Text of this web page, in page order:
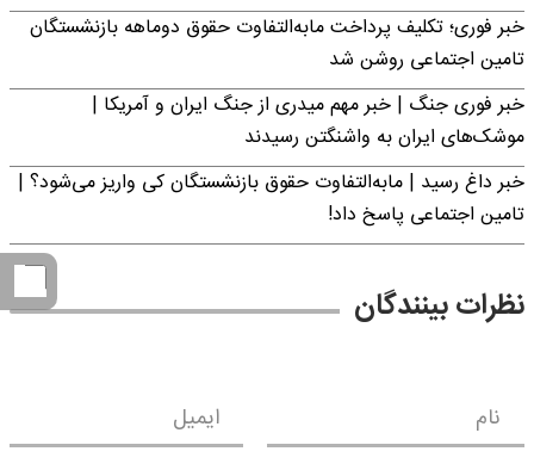
خبر فوری؛ تکلیف پرداخت مابه‌التفاوت حقوق دوماهه بازنشستگان
تامین اجتماعی روشن شد
خبر فوری جنگ | خبر مهم میدری از جنگ ایران و آمریکا |
موشک‌های ایران به واشنگتن رسیدند
خبر داغ رسید | مابه‌التفاوت حقوق بازنشستگان کی واریز می‌شود؟ |
تامین اجتماعی پاسخ داد!
نظرات بینندگان
نام ایمیل